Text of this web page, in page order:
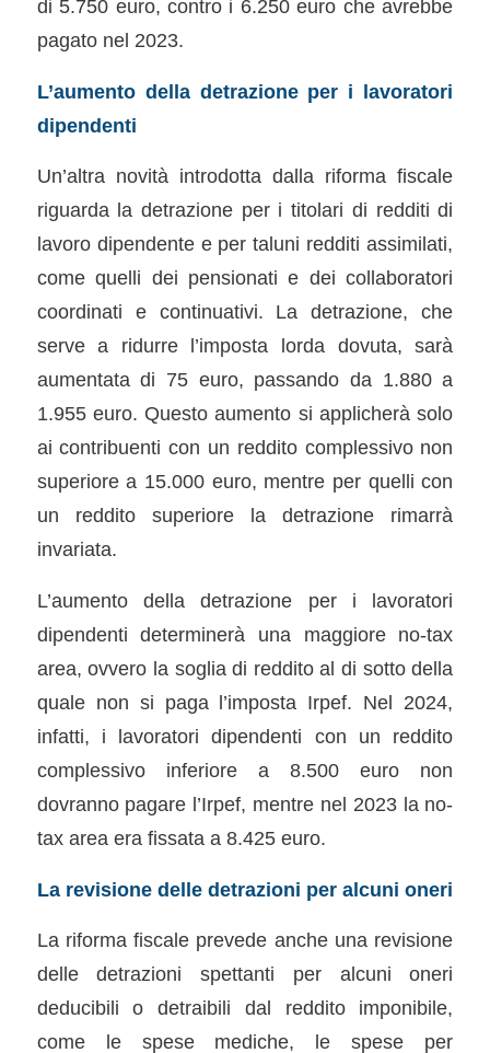
di 5.750 euro, contro i 6.250 euro che avrebbe
pagato nel 2023.
L’aumento della detrazione per i lavoratori
dipendenti
Un’altra novità introdotta dalla riforma fiscale
riguarda la detrazione per i titolari di redditi di
lavoro dipendente e per taluni redditi assimilati,
come quelli dei pensionati e dei collaboratori
coordinati e continuativi. La detrazione, che
serve a ridurre l’imposta lorda dovuta, sarà
aumentata di 75 euro, passando da 1.880 a
1.955 euro. Questo aumento si applicherà solo
ai contribuenti con un reddito complessivo non
superiore a 15.000 euro, mentre per quelli con
un reddito superiore la detrazione rimarrà
invariata.
L’aumento della detrazione per i lavoratori
dipendenti determinerà una maggiore no-tax
area, ovvero la soglia di reddito al di sotto della
quale non si paga l’imposta Irpef. Nel 2024,
infatti, i lavoratori dipendenti con un reddito
complessivo inferiore a 8.500 euro non
dovranno pagare l’Irpef, mentre nel 2023 la no-
tax area era fissata a 8.425 euro.
La revisione delle detrazioni per alcuni oneri
La riforma fiscale prevede anche una revisione
delle detrazioni spettanti per alcuni oneri
deducibili o detraibili dal reddito imponibile,
come le spese mediche, le spese per